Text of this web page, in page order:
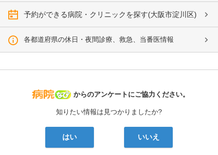
予約ができる病院・クリニックを探す(大阪市淀川区)
各都道府県の休日・夜間診療、救急、当番医情報
病院なび
からのアンケートにご協力ください。
知りたい情報は見つかりましたか?
はい いいえ